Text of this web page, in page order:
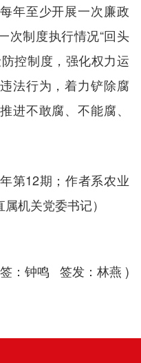
年至少开展一次廉政
次制度执行情况“回头
控制度，强化权力运
法行为，着力铲除腐
进不敢腐、不能腐、
第12期；作者系农业
机关党委书记）
：钟鸣 签发：林燕 )